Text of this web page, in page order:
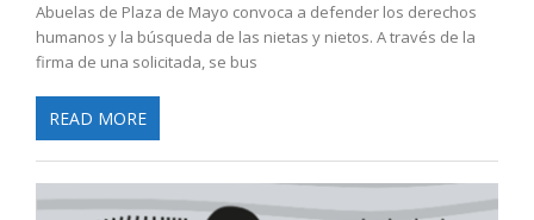
Abuelas de Plaza de Mayo convoca a defender los derechos
humanos y la búsqueda de las nietas y nietos. A través de la
firma de una solicitada, se bus
READ MORE